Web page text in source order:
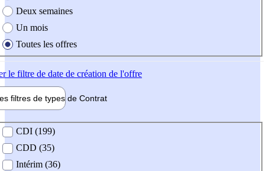
Deux semaines
Un mois
Toutes les offres
le filtre de date de création de l'offre
filtres de types de Contrat
contrat
CDI (199)
CDD (35)
Intérim (36)